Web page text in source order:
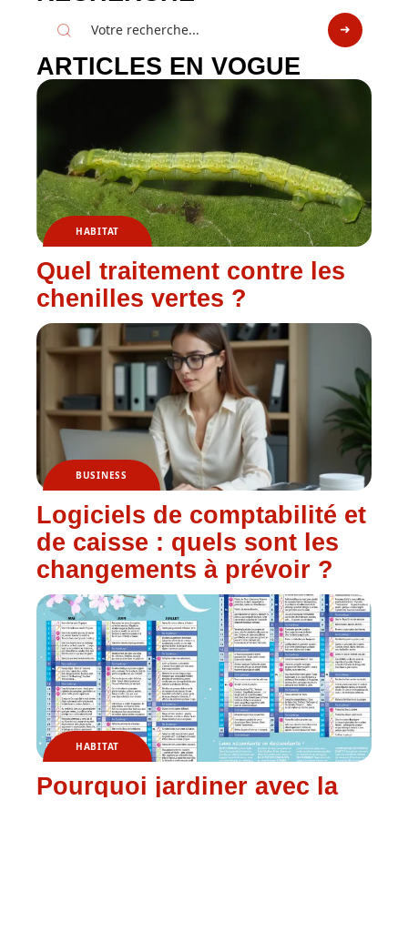
ARTICLES EN VOGUE
HABITAT
Quel traitement contre les
chenilles vertes ?
BUSINESS
Logiciels de comptabilité et
de caisse : quels sont les
changements à prévoir ?
HABITAT
Pourquoi jardiner avec la